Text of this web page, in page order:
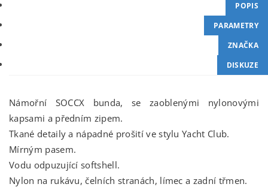
POPIS
PARAMETRY
ZNAČKA
DISKUZE
Námořní SOCCX bunda, se zaoblenými nylonovými
kapsami a předním zipem.
Tkané detaily a nápadné prošití ve stylu Yacht Club.
Mírným pasem.
Vodu odpuzující softshell.
Nylon na rukávu, čelních stranách, límec a zadní třmen.